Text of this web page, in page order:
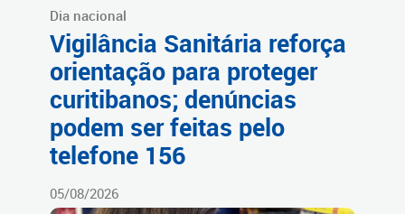
Dia nacional
Vigilância Sanitária reforça
orientação para proteger
curitibanos; denúncias
podem ser feitas pelo
telefone 156
05/08/2026